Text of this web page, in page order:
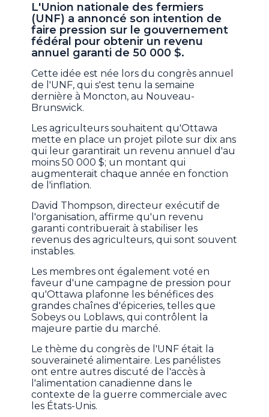
L'Union nationale des fermiers
(UNF) a annoncé son intention de
faire pression sur le gouvernement
fédéral pour obtenir un revenu
annuel garanti de 50 000 $.
Cette idée est née lors du congrès annuel
de l'UNF, qui s'est tenu la semaine
dernière à Moncton, au Nouveau-
Brunswick.
Les agriculteurs souhaitent qu'Ottawa
mette en place un projet pilote sur dix ans
qui leur garantirait un revenu annuel d'au
moins 50 000 $; un montant qui
augmenterait chaque année en fonction
de l'inflation.
David Thompson, directeur exécutif de
l'organisation, affirme qu'un revenu
garanti contribuerait à stabiliser les
revenus des agriculteurs, qui sont souvent
instables.
Les membres ont également voté en
faveur d'une campagne de pression pour
qu'Ottawa plafonne les bénéfices des
grandes chaînes d'épiceries, telles que
Sobeys ou Loblaws, qui contrôlent la
majeure partie du marché.
Le thème du congrès de l'UNF était la
souveraineté alimentaire. Les panélistes
ont entre autres discuté de l'accès à
l'alimentation canadienne dans le
contexte de la guerre commerciale avec
les États-Unis.